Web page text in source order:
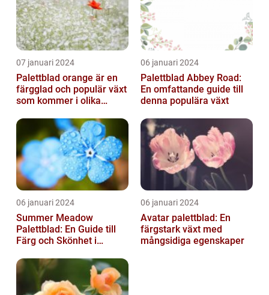
07 januari 2024
Palettblad orange är en
färgglad och populär växt
som kommer i olika
06 januari 2024
Palettblad Abbey Road:
En omfattande guide till
denna populära växt
06 januari 2024
Summer Meadow
Palettblad: En Guide till
Färg och Skönhet i
06 januari 2024
Avatar palettblad: En
färgstark växt med
mångsidiga egenskaper